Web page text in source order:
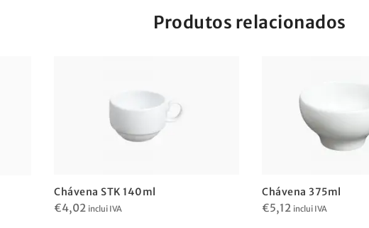
Produtos relacionados
Chávena STK 140ml
€4,02 inclui IVA
Chávena 375ml
€5,12 inclui IVA